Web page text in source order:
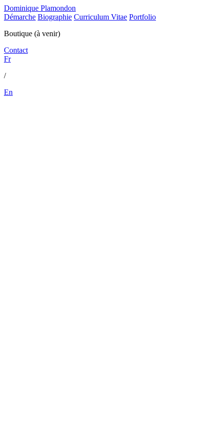
Dominique Plamondon
Démarche Biographie Curriculum Vitae Portfolio
Boutique (à venir)
Contact
Fr
/
En